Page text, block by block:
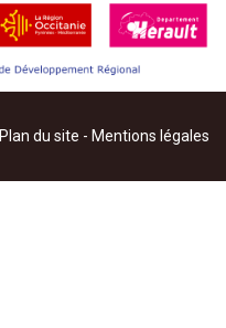
Plan du site - Mentions légales